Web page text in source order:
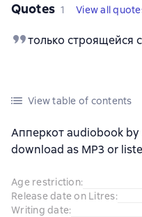
Quotes 1 View all
только строящейся
View table of contents
Апперкот audiobook by
download as MP3 or
Age restriction:
Release date on Litres:
Writing date: